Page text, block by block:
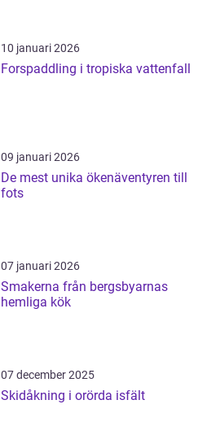
10 januari 2026
Forspaddling i tropiska vattenfall
09 januari 2026
De mest unika ökenäventyren till
fots
07 januari 2026
Smakerna från bergsbyarnas
hemliga kök
07 december 2025
Skidåkning i orörda isfält